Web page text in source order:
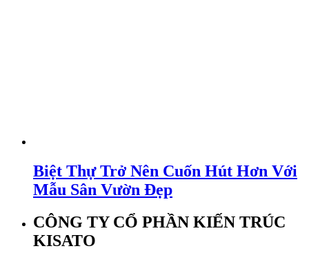
Biệt Thự Trở Nên Cuốn Hút Hơn Với
Mẫu Sân Vườn Đẹp
CÔNG TY CỔ PHẦN KIẾN TRÚC
KISATO